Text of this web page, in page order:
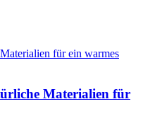
Materialien für